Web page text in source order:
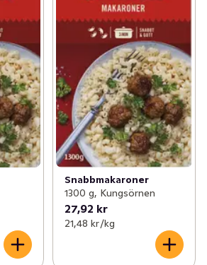
Snabbmakaroner
1300 g, Kungsörnen
27,92 kr
21,48 kr /kg